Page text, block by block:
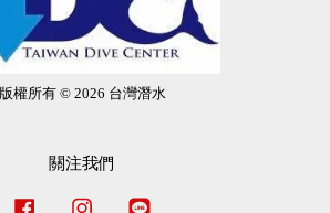
版權所有 © 2026 台灣潛水
關注我們
Facebook Instagram